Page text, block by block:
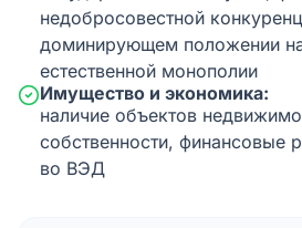
недобросовестной
доминирующем положении
естественной монополии
Имущество и экономика:
наличие объектов
собственности, финансовые
во ВЭД